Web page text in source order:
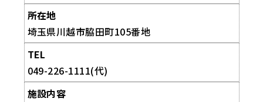
所在地
埼玉県川越市脇田町105番地
TEL
049-226-1111(代)
施設内容